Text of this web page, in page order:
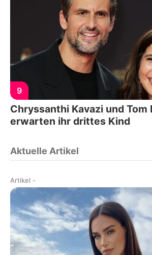
9
Chryssanthi Kavazi und Tom
erwarten ihr drittes Kind
Aktuelle Artikel
Artikel -